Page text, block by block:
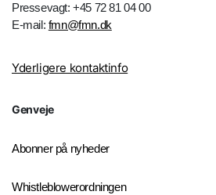
Pressevagt: +45 72 81 04 00
E-mail: fmn@fmn.dk
Yderligere kontaktinfo
Genveje
Abonner på nyheder
Whistleblowerordningen